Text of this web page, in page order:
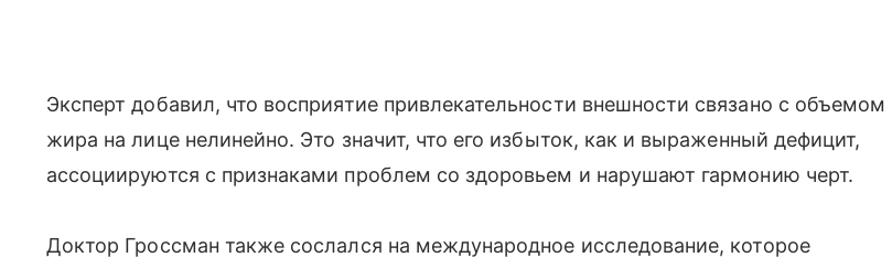
Эксперт добавил, что восприятие привлекательности внешности связано с объемом
жира на лице нелинейно. Это значит, что его избыток, как и выраженный дефицит,
ассоциируются с признаками проблем со здоровьем и нарушают гармонию черт.
Доктор Гроссман также сослался на международное исследование, которое